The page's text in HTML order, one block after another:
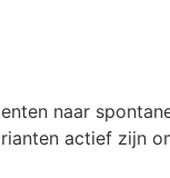
naar
actief zijn